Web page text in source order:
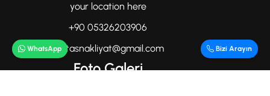
your location here
+90 05326203906
certasnakliyat@gmail.com
Foto Galeri
Bizi Arayın
WhatsApp